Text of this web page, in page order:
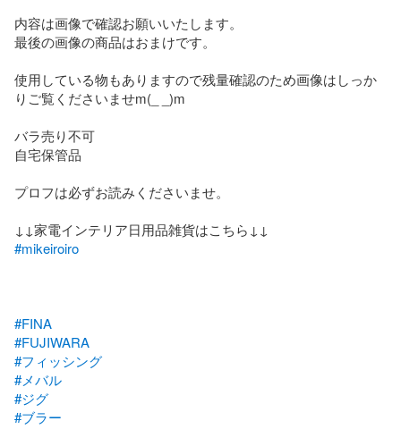
内容は画像で確認お願いいたします。
最後の画像の商品はおまけです。
使用している物もありますので残量確認のため画像はしっか
りご覧くださいませm(_ _)m
バラ売り不可
自宅保管品
プロフは必ずお読みくださいませ。
#mikeiroiro
#FINA
#FUJIWARA
#フィッシング
#メバル
#ジグ
#ブラー